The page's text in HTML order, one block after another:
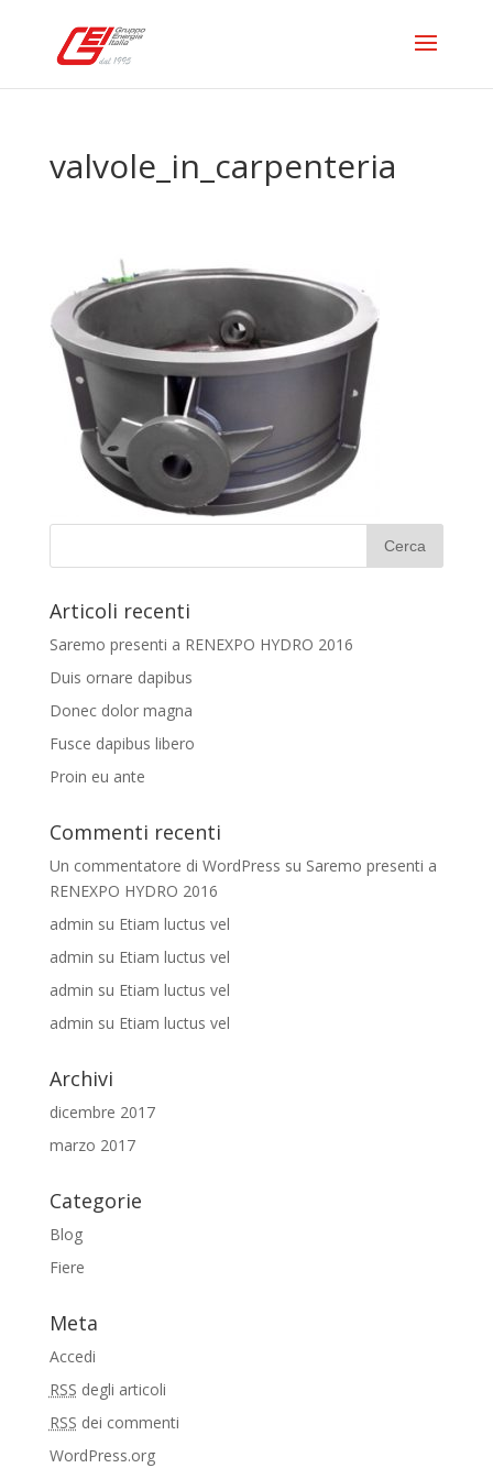
valvole_in_carpenteria
Articoli recenti
Saremo presenti a RENEXPO HYDRO 2016
Duis ornare dapibus
Donec dolor magna
Fusce dapibus libero
Proin eu ante
Commenti recenti
Un commentatore di WordPress su Saremo presenti a
RENEXPO HYDRO 2016
admin su Etiam luctus vel
admin su Etiam luctus vel
admin su Etiam luctus vel
admin su Etiam luctus vel
Archivi
dicembre 2017
marzo 2017
Categorie
Blog
Fiere
Meta
Accedi
RSS degli articoli
RSS dei commenti
WordPress.org